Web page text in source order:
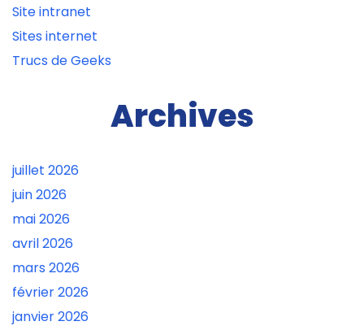
Site intranet
Sites internet
Trucs de Geeks
Archives
juillet 2026
juin 2026
mai 2026
avril 2026
mars 2026
février 2026
janvier 2026